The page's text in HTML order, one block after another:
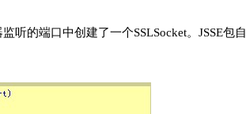
听的端口中创建了一个SSLSocket。JSSE包自